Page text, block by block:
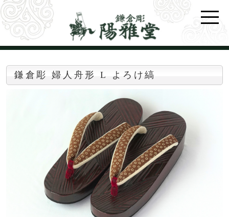
鎌倉彫 婦人舟形 L よろけ縞